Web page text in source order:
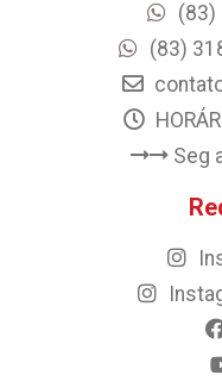
(83)
(83)
Seg